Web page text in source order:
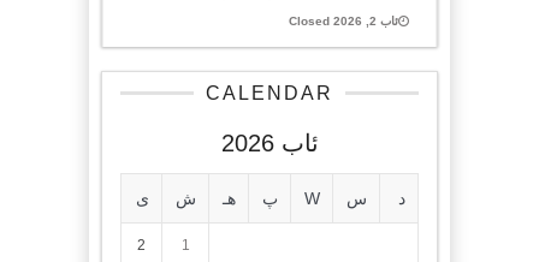
ئاب 2, 2026 Closed
CALENDAR
ئاب 2026
د س W پ هـ ش ی
1
2